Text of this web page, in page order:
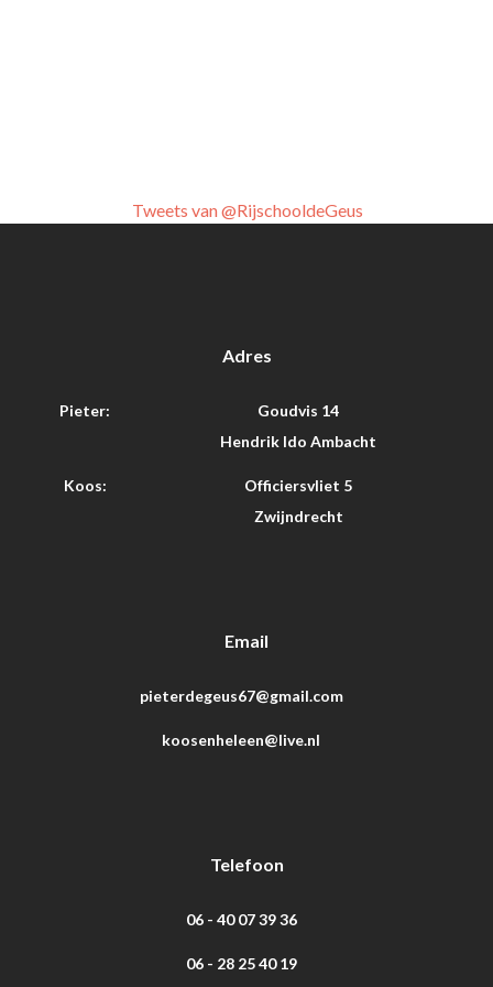
Tweets van @RijschooldeGeus
Adres
Pieter:
Goudvis 14
Hendrik Ido Ambacht
Koos:
Officiersvliet 5
Zwijndrecht
Email
pieterdegeus67@gmail.com
koosenheleen@live.nl
Telefoon
06 - 40 07 39 36
06 - 28 25 40 19